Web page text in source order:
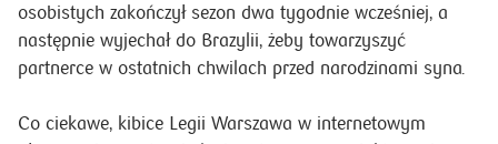
osobistych zakończył sezon dwa tygodnie wcześniej, a
następnie wyjechał do Brazylii, żeby towarzyszyć
partnerce w ostatnich chwilach przed narodzinami syna.
Co ciekawe, kibice Legii Warszawa w internetowym